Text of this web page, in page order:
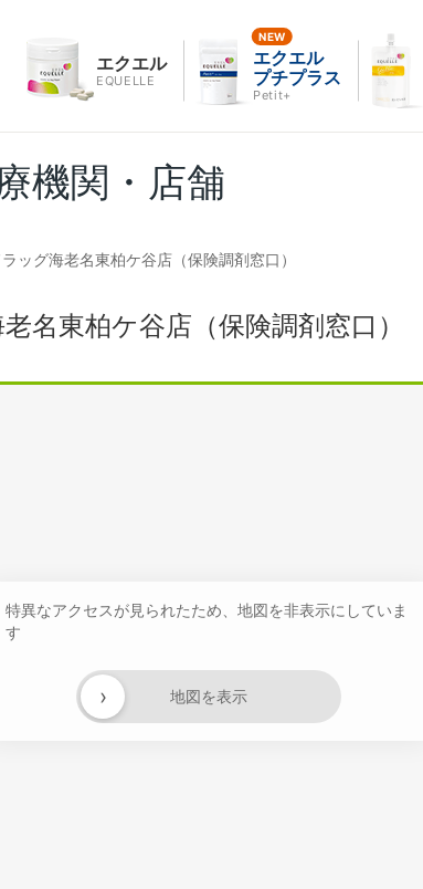
エクエル
EQUELLE
エクエル
プチプラス
Petit+
機関・店舗
ッグ海老名東柏ケ谷店（保険調剤窓口）
名東柏ケ谷店（保険調剤窓口）
特異なアクセスが見られたため、地図を非表示にしていま
す
地図を表示
›